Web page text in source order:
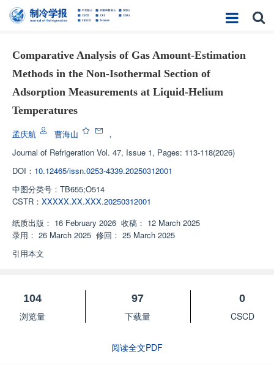
Comparative Analysis of Gas Amount-Estimation
Methods in the Non-Isothermal Section of
Adsorption Measurements at Liquid-Helium
Temperatures
孟庆航 曹海山
，
Journal of Refrigeration Vol. 47, Issue 1, Pages: 113-118(2026)
DOI： 10.12465/issn.0253-4339.20250312001
中图分类号： TB655;O514
CSTR： XXXXX.XX.XXX.20250312001
纸质出版： 16 February 2026 收稿： 12 March 2025
录用： 26 March 2025 修回： 25 March 2025
引用本文
104
浏览量
97
下载量
0
CSCD
阅读全文PDF